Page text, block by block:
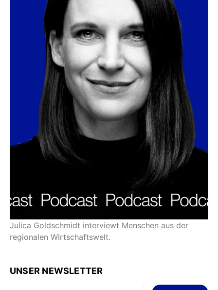
Julica Goldschmidt interviewt Menschen aus der
regionalen Wirtschaftswelt.
UNSER NEWSLETTER